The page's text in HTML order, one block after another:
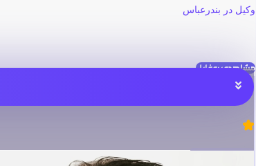
وکیل در بندرعباس
مشاهده پروفایل